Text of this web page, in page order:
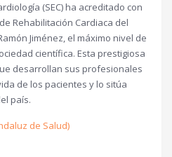
(SEC) ha acreditado con
Rehabilitación Cardiaca del
Jiménez, el máximo nivel de
científica. Esta prestigiosa
desarrollan sus profesionales
de los pacientes y lo sitúa
país.
de Salud)